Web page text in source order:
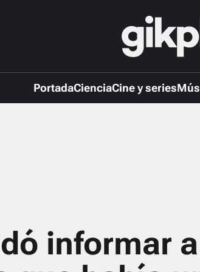
PortadaCienciaCine y series
informar